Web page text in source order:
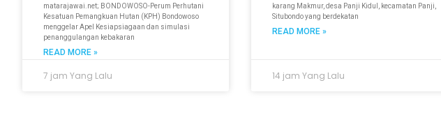
matarajawai.net; BONDOWOSO-Perum Perhutani
Kesatuan Pemangkuan Hutan (KPH) Bondowoso
menggelar Apel Kesiapsiagaan dan simulasi
penanggulangan kebakaran
READ MORE »
7 jam Yang Lalu
karang Makmur, desa Panji Kidul, kecamatan Panji,
Situbondo yang berdekatan
READ MORE »
14 jam Yang Lalu